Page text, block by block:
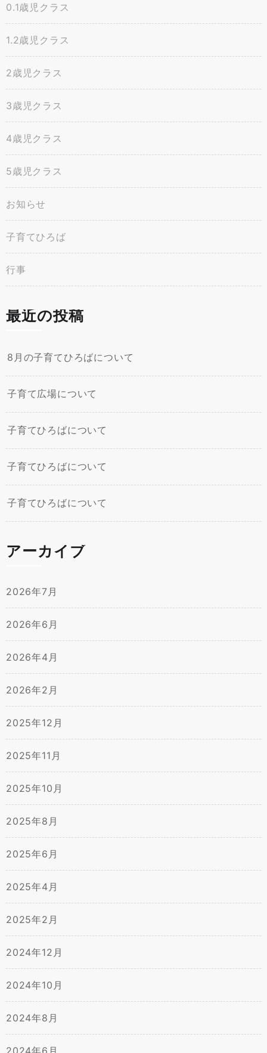
0.1歳児クラス
1.2歳児クラス
2歳児クラス
3歳児クラス
4歳児クラス
5歳児クラス
お知らせ
子育てひろば
行事
最近の投稿
8月の子育てひろばについて
子育て広場について
子育てひろばについて
子育てひろばについて
子育てひろばについて
アーカイブ
2026年7月
2026年6月
2026年4月
2026年2月
2025年12月
2025年11月
2025年10月
2025年8月
2025年6月
2025年4月
2025年2月
2024年12月
2024年10月
2024年8月
2024年6月